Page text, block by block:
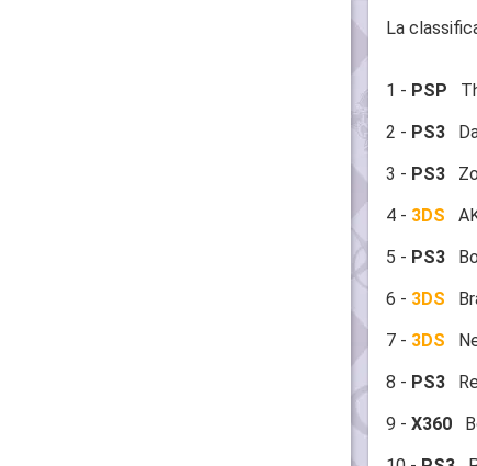
La
1 - PSP
2 - PS3
3 - PS3
4 - 3DS
5 - PS3
6 - 3DS
7 - 3DS
8 - PS3
9 - X360